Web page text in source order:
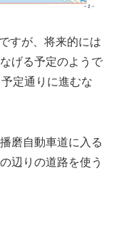
すが、将来的には
げる予定のようで
定通りに進むな
磨自動車道に入る
辺りの道路を使う